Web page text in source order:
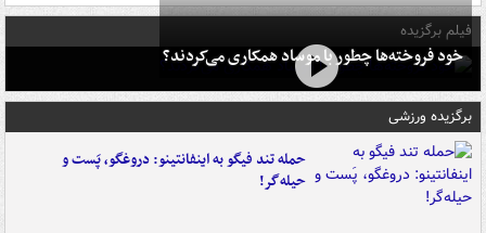
فیلم برگزیده
خود فروخته‌ها چطور با موساد همکاری می‌کردند؟
برگزیده ورزشی
حمله تند فیگو به اینفانتینو: دروغگو، پَست‌ و
حیله‌گر!